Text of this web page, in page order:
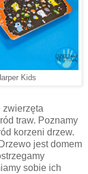
Kids
zwierzęta
traw. Poznamy
korzeni drzew.
jest domem
sobie ich